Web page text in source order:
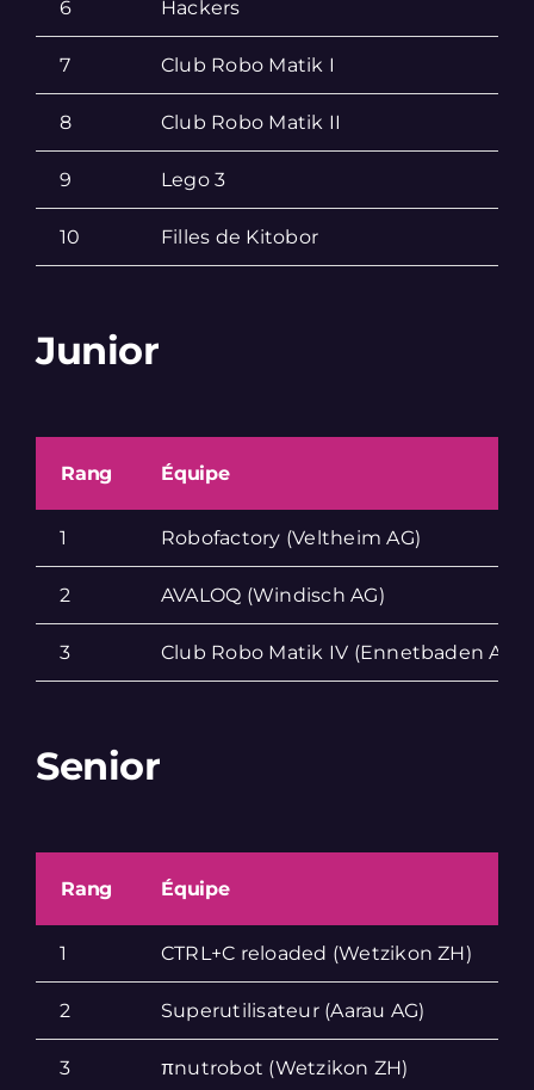
6 Hackers
7 Club Robo Matik I
8 Club Robo Matik II
9 Lego 3
10 Filles de Kitobor
Junior
Rang Équipe
1 Robofactory (Veltheim AG)
2 AVALOQ (Windisch AG)
3 Club Robo Matik IV (Ennetbaden AG)
Senior
Rang Équipe
1 CTRL+C reloaded (Wetzikon ZH)
2 Superutilisateur (Aarau AG)
3 πnutrobot (Wetzikon ZH)